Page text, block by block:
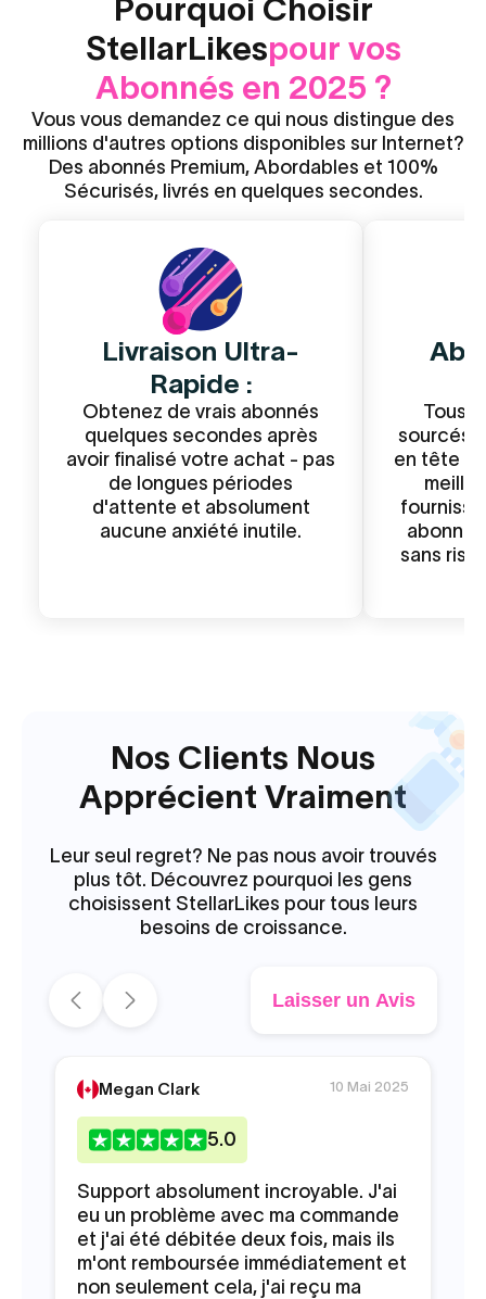
Vues Youtube Shorts
Republications Threads
Abonnés Bluesky
Pourquoi Choisir
StellarLikespour vos
Abonnés en 2025 ?
Vous vous demandez ce qui nous distingue des
millions d'autres options disponibles sur Internet?
Des abonnés Premium, Abordables et 100%
Sécurisés, livrés en quelques secondes.
Livraison Ultra-
Rapide :
Obtenez de vrais abonnés
quelques secondes après
avoir finalisé votre achat - pas
de longues périodes
d'attente et absolument
aucune anxiété inutile.
Tous
sourcés
en tête :
sans
Nos Clients Nous
Apprécient Vraiment
Leur seul regret? Ne pas nous avoir trouvés
plus tôt. Découvrez pourquoi les gens
choisissent StellarLikes pour tous leurs
besoins de croissance.
Laisser un Avis
Megan Clark 10 Mai 2025
5.0
Support absolument incroyable. J'ai
eu un problème avec ma commande
et j'ai été débitée deux fois, mais ils
m'ont remboursée immédiatement et
non seulement cela, j'ai reçu ma